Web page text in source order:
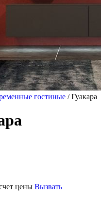
гостиные / Гуакара
цены Вызвать